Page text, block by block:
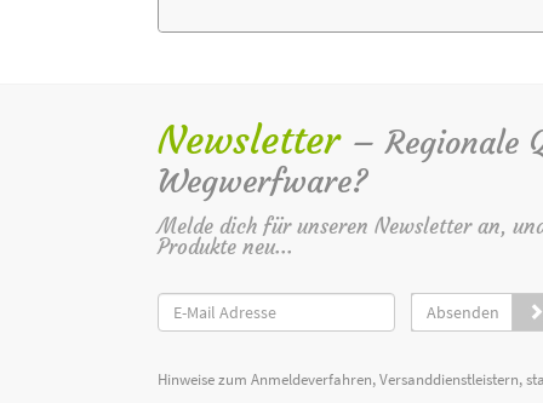
Newsletter – Regionale
Wegwerfware?
Melde dich für unseren Newsletter an,
Produkte neu...
Absenden
Hinweise zum Anmeldeverfahren, Versanddienstleistern,